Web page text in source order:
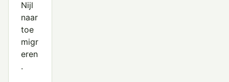
Nijl
naar
toe
migr
eren
.